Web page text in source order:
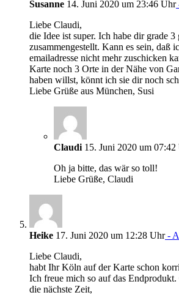
Susanne 14. Juni 2020 um 23:46 Uhr
Liebe Claudi,
die Idee ist super. Ich habe dir grade
zusammengestellt. Kann es sein, daß
emailadresse nicht mehr zuschicken
Karte noch 3 Orte in der Nähe von
haben willst, könnt ich sie dir noch
Liebe Grüße aus München, Susi
Claudi 15. Juni 2020 um 07:42
Oh ja bitte, das wär so toll!
Liebe Grüße, Claudi
Heike 17. Juni 2020 um 12:28 Uhr-
Liebe Claudi,
habt Ihr Köln auf der Karte schon
Ich freue mich so auf das
die nächste Zeit,